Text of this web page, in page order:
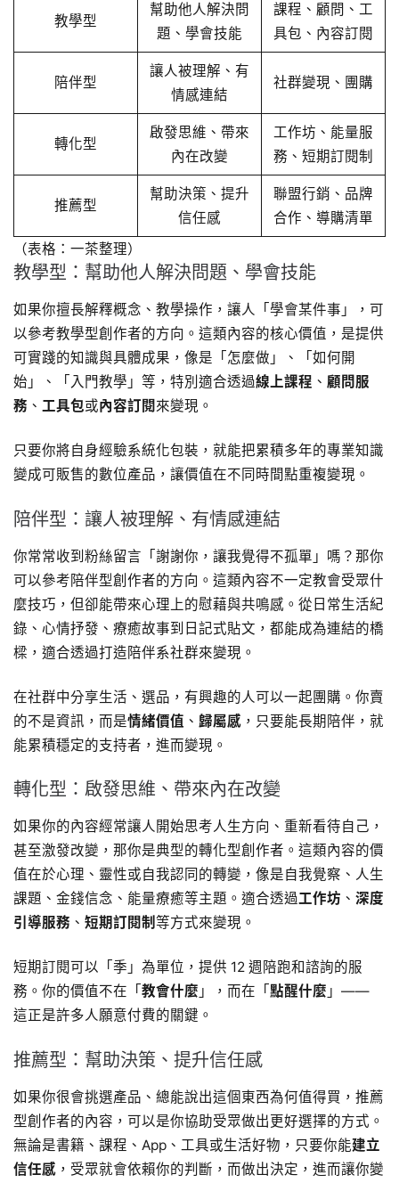
教學型
幫助他人解決問
題、學會技能
課程、顧問、工
具包、內容訂閱
陪伴型
讓人被理解、有
情感連結
社群變現、團購
轉化型
啟發思維、帶來
內在改變
工作坊、能量服
務、短期訂閱制
推薦型
幫助決策、提升
信任感
聯盟行銷、品牌
合作、導購清單
（表格：一茶整理）
教學型：幫助他人解決問題、學會技能
如果你擅長解釋概念、教學操作，讓人「學會某件事」，可
以參考教學型創作者的方向。這類內容的核心價值，是提供
可實踐的知識與具體成果，像是「怎麼做」、「如何開
始」、「入門教學」等，特別適合透過線上課程 、 顧問服
務 、 工具包或內容訂閱 來變現。
只要你將自身經驗系統化包裝，就能把累積多年的專業知識
變成可販售的數位產品，讓價值在不同時間點重複變現。
陪伴型：讓人被理解、有情感連結
你常常收到粉絲留言「謝謝你，讓我覺得不孤單」嗎？那你
可以參考陪伴型創作者的方向。這類內容不一定教會受眾什
麼技巧，但卻能帶來心理上的慰藉與共鳴感。從日常生活紀
錄、心情抒發、療癒故事到日記式貼文，都能成為連結的橋
樑，適合透過打造陪伴系社群來變現。
在社群中分享生活、選品，有興趣的人可以一起團購。你賣
的不是資訊，而是情緒價值 、 歸屬感 ，只要能長期陪伴，就
能累積穩定的支持者，進而變現。
轉化型：啟發思維、帶來內在改變
如果你的內容經常讓人開始思考人生方向、重新看待自己，
甚至激發改變，那你是典型的轉化型創作者。這類內容的價
值在於心理、靈性或自我認同的轉變，像是自我覺察、人生
課題、金錢信念、能量療癒等主題。適合透過工作坊 、 深度
引導服務 、 短期訂閱制 等方式來變現。
短期訂閱可以「季」為單位，提供 12 週陪跑和諮詢的服
務。你的價值不在「 教會什麼 」，而在「 點醒什麼 」——
這正是許多人願意付費的關鍵。
推薦型：幫助決策、提升信任感
如果你很會挑選產品、總能說出這個東西為何值得買，推薦
型創作者的內容，可以是你協助受眾做出更好選擇的方式。
無論是書籍、課程、App、工具或生活好物，只要你能建立
信任感 ，受眾就會依賴你的判斷，而做出決定，進而讓你變